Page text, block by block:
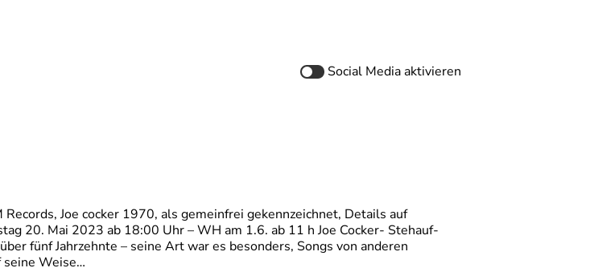
Social Mediaaktivieren
Joe cocker 1970, als gemeinfrei gekennzeichnet, Details auf
20. Mai 2023 ab 18:00 Uhr – WH am 1.6. ab 11 h Joe Cocker- Stehauf-
fünf Jahrzehnte – seine Art war es besonders, Songs von anderen
seine Weise…